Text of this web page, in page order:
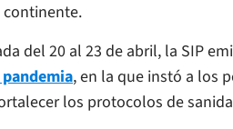
del 20 al 23 de abril, la SIP
, en la que instó a los
los protocolos de